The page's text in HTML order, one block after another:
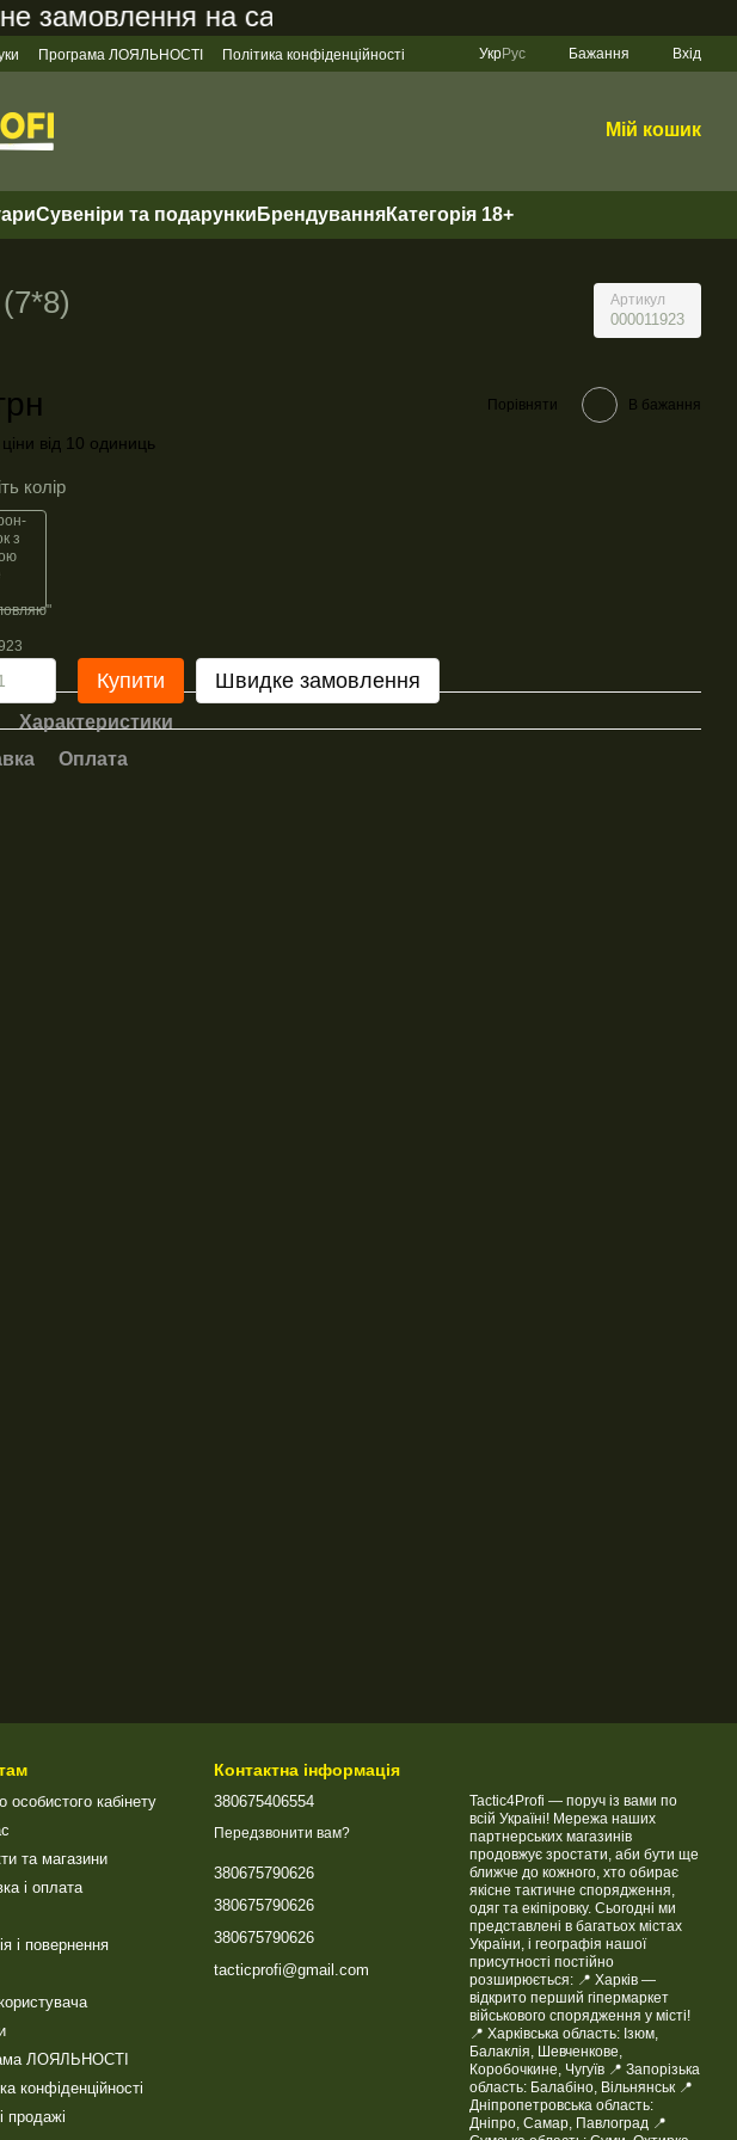
замовлення на сайті становить 200 грн
Програма ЛОЯЛЬНОСТІ
Політика конфіденційності
УкрРус Бажання Вхід
Мій кошик
Сувеніри та подарунки БрендуванняКатегорія 18+
Артикул
000011923
Порівняти В бажання
від 10 одиниць
колір
Купити Швидке замовлення
Характеристики
Оплата
особистого кабінету
та магазини
і оплата
і повернення
ЛОЯЛЬНОСТІ
конфіденційності
продажі
Контактна інформація
380675406554
Передзвонити вам?
380675790626
380675790626
380675790626
tacticprofi@gmail.com
Tactic4Profi — поруч із вами по
всій Україні! Мережа наших
партнерських магазинів
продовжує зростати, аби бути ще
ближче до кожного, хто обирає
якісне тактичне спорядження,
одяг та екіпіровку. Сьогодні ми
представлені в багатьох містах
України, і географія нашої
присутності постійно
розширюється: 📍 Харків —
відкрито перший гіпермаркет
військового спорядження у місті!
📍 Харківська область: Ізюм,
Балаклія, Шевченкове,
Коробочкине, Чугуїв 📍 Запорізька
область: Балабіно, Вільнянськ 📍
Дніпропетровська область:
Дніпро, Самар, Павлоград 📍